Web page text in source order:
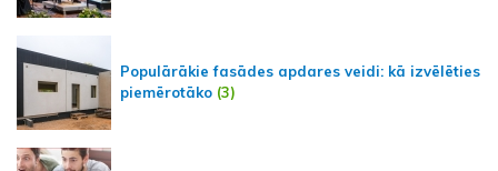
Populārākie fasādes apdares veidi: kā izvēlēties
piemērotāko (3)